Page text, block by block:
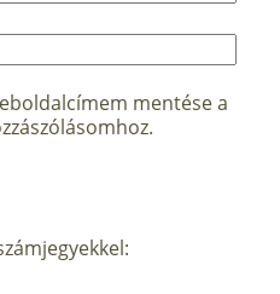
mentése a